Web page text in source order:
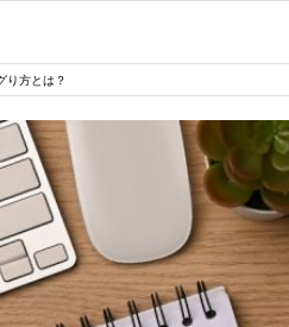
り方とは？